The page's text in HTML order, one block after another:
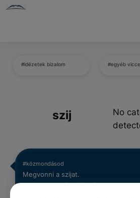
#idézetek bizalom #egyéb
szij
No
#közmondásod
Megvonni a szijat.
0 0 0